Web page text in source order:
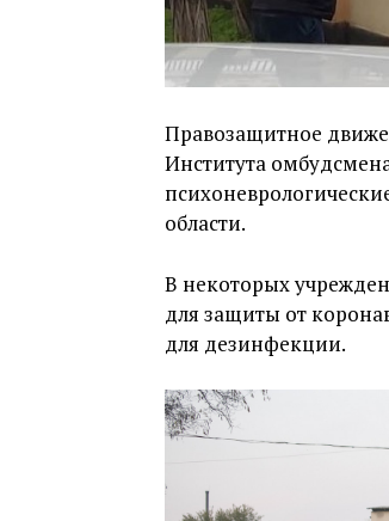
Правозащитное
Института
области.
В некоторых
для защиты от
для дезинфекции.